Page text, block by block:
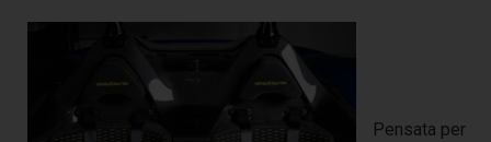
Pensata per